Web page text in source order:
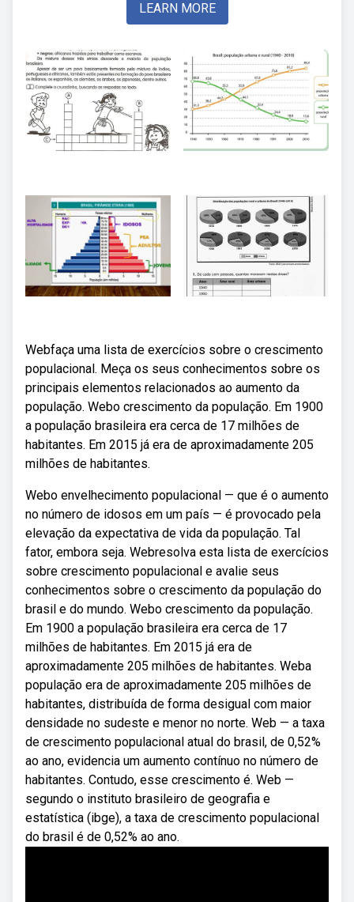
LEARN MORE
Webfaça uma lista de exercícios sobre o crescimento
populacional. Meça os seus conhecimentos sobre os
principais elementos relacionados ao aumento da
população. Webo crescimento da população. Em 1900
a população brasileira era cerca de 17 milhões de
habitantes. Em 2015 já era de aproximadamente 205
milhões de habitantes.
Webo envelhecimento populacional — que é o aumento
no número de idosos em um país — é provocado pela
elevação da expectativa de vida da população. Tal
fator, embora seja. Webresolva esta lista de exercícios
sobre crescimento populacional e avalie seus
conhecimentos sobre o crescimento da população do
brasil e do mundo. Webo crescimento da população.
Em 1900 a população brasileira era cerca de 17
milhões de habitantes. Em 2015 já era de
aproximadamente 205 milhões de habitantes. Weba
população era de aproximadamente 205 milhões de
habitantes, distribuída de forma desigual com maior
densidade no sudeste e menor no norte. Web — a taxa
de crescimento populacional atual do brasil, de 0,52%
ao ano, evidencia um aumento contínuo no número de
habitantes. Contudo, esse crescimento é. Web —
segundo o instituto brasileiro de geografia e
estatística (ibge), a taxa de crescimento populacional
do brasil é de 0,52% ao ano.